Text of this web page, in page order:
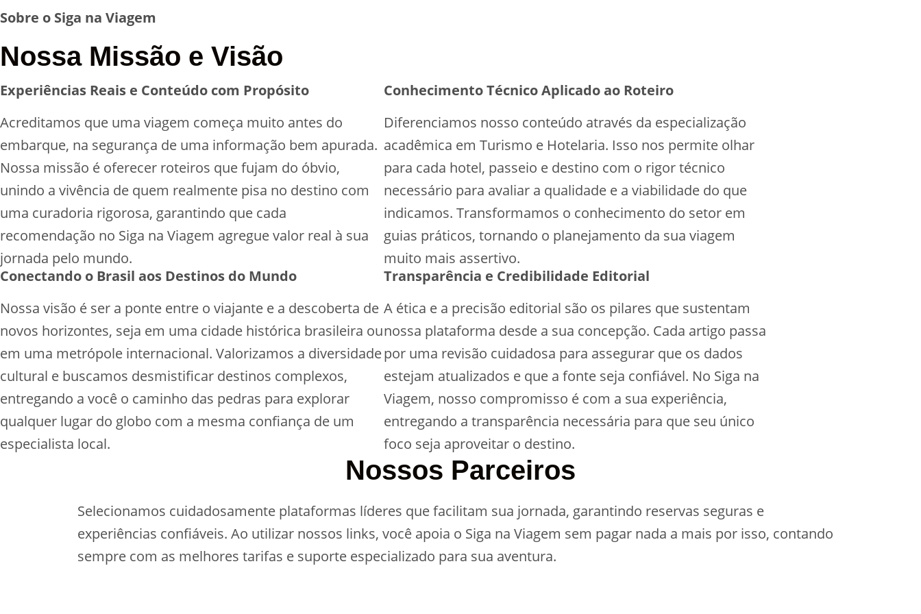
Sobre o Siga na Viagem
Nossa Missão e Visão
Experiências Reais e Conteúdo com Propósito
Acreditamos que uma viagem começa muito antes do
embarque, na segurança de uma informação bem apurada.
Nossa missão é oferecer roteiros que fujam do óbvio,
unindo a vivência de quem realmente pisa no destino com
uma curadoria rigorosa, garantindo que cada
recomendação no Siga na Viagem agregue valor real à sua
jornada pelo mundo.
Conhecimento Técnico Aplicado ao Roteiro
Diferenciamos nosso conteúdo através da especialização
acadêmica em Turismo e Hotelaria. Isso nos permite olhar
para cada hotel, passeio e destino com o rigor técnico
necessário para avaliar a qualidade e a viabilidade do que
indicamos. Transformamos o conhecimento do setor em
guias práticos, tornando o planejamento da sua viagem
muito mais assertivo.
Conectando o Brasil aos Destinos do Mundo
Nossa visão é ser a ponte entre o viajante e a descoberta de
novos horizontes, seja em uma cidade histórica brasileira ou
em uma metrópole internacional. Valorizamos a diversidade
cultural e buscamos desmistificar destinos complexos,
entregando a você o caminho das pedras para explorar
qualquer lugar do globo com a mesma confiança de um
especialista local.
Transparência e Credibilidade Editorial
A ética e a precisão editorial são os pilares que sustentam
nossa plataforma desde a sua concepção. Cada artigo passa
por uma revisão cuidadosa para assegurar que os dados
estejam atualizados e que a fonte seja confiável. No Siga na
Viagem, nosso compromisso é com a sua experiência,
entregando a transparência necessária para que seu único
foco seja aproveitar o destino.
Nossos Parceiros
Selecionamos cuidadosamente plataformas líderes que facilitam sua jornada, garantindo reservas seguras e
experiências confiáveis. Ao utilizar nossos links, você apoia o Siga na Viagem sem pagar nada a mais por isso, contando
sempre com as melhores tarifas e suporte especializado para sua aventura.